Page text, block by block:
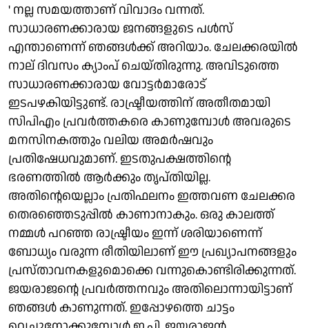
' നല്ല സമയത്താണ് വിവാദം വന്നത്.
സാധാരണക്കാരായ ജനങ്ങളുടെ പള്‍സ്
എന്താണെന്ന് ഞങ്ങള്‍ക്ക് അറിയാം. ചേലക്കരയില്‍
നാല് ദിവസം ക്യാംപ് ചെയ്തിരുന്നു. അവിടുത്തെ
സാധാരണക്കാരായ വോട്ടര്‍മാരോട്
ഇടപഴകിയിട്ടുണ്ട്. രാഷ്ട്രീയത്തിന് അതീതമായി
സിപിഎം പ്രവര്‍ത്തകരെ കാണുമ്പോള്‍ അവരുടെ
മനസിനകത്തും വലിയ അമര്‍ഷവും
പ്രതിഷേധവുമാണ്. ഇടതുപക്ഷത്തിന്റെ
ഭരണത്തില്‍ ആര്‍ക്കും തൃപ്തിയില്ല.
അതിന്റെയെല്ലാം പ്രതിഫലനം ഇത്തവണ ചേലക്കര
തെരഞ്ഞെടുപ്പില്‍ കാണാനാകും. ഒരു കാലത്ത്
നമ്മള്‍ പറഞ്ഞ രാഷ്ട്രീയം ഇന്ന് ശരിയാണെന്ന്
ബോധ്യം വരുന്ന രീതിയിലാണ് ഈ പ്രഖ്യാപനങ്ങളും
പ്രസ്താവനകളുമൊക്കെ വന്നുകൊണ്ടിരിക്കുന്നത്.
ജയരാജന്റെ പ്രവര്‍ത്തനവും അതിലൊന്നായിട്ടാണ്
ഞങ്ങള്‍ കാണുന്നത്. ഇപ്പോഴത്തെ ചാട്ടം